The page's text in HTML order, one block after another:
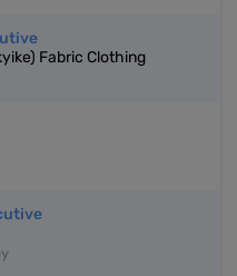
Fabric Clothing